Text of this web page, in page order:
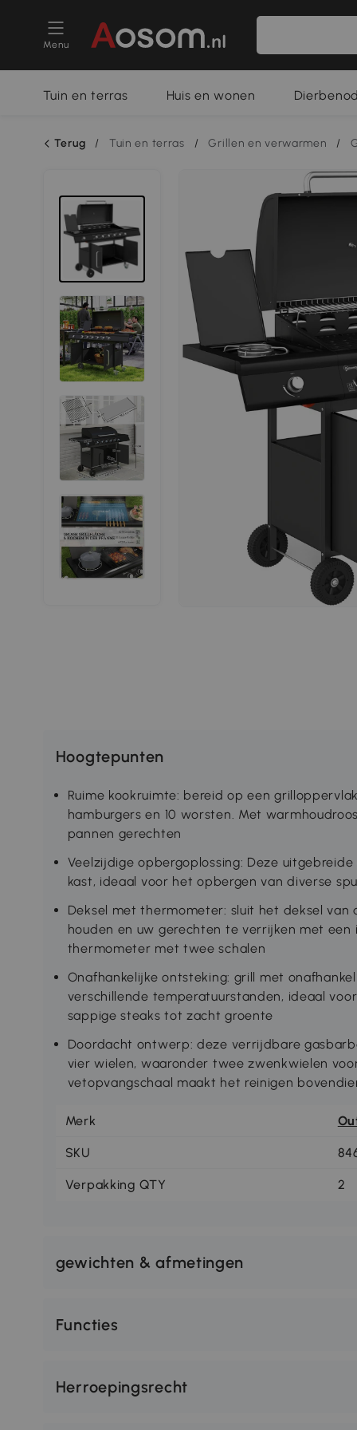
Menu
Tuin en terras Huis en wonen
Terug / Tuin en terras / Grillen en verwarmen /
Hoogtepunten
Ruime kookruimte: bereid op een
hamburgers en 10 worsten. Met
pannen gerechten
Veelzijdige opbergoplossing: Deze
kast, ideaal voor het opbergen van diverse
Deksel met thermometer: sluit het deksel
houden en uw gerechten te verrijken met
thermometer met twee schalen
Onafhankelijke ontsteking: grill met
verschillende temperatuurstanden, ideaal
sappige steaks tot zacht groente
Doordacht ontwerp: deze verrijdbare
vier wielen, waaronder twee zwenkwielen
vetopvangschaal maakt het reinigen
Merk
SKU
Verpakking QTY 2
gewichten & afmetingen
Functies
Herroepingsrecht